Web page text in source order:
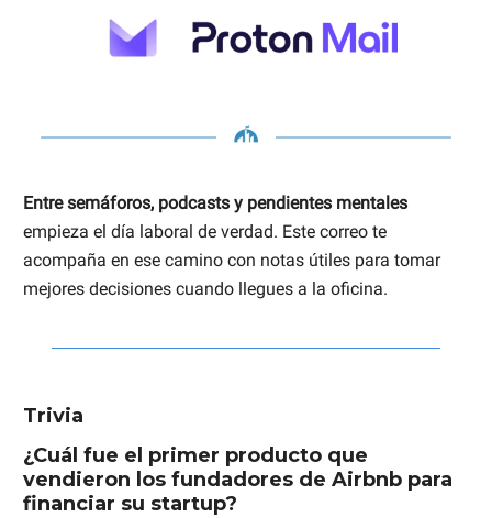
Entre semáforos, podcasts y pendientes mentales
empieza el día laboral de verdad. Este correo te
acompaña en ese camino con notas útiles para tomar
mejores decisiones cuando llegues a la oficina.
Trivia
¿Cuál fue el primer producto que
vendieron los fundadores de Airbnb para
financiar su startup?